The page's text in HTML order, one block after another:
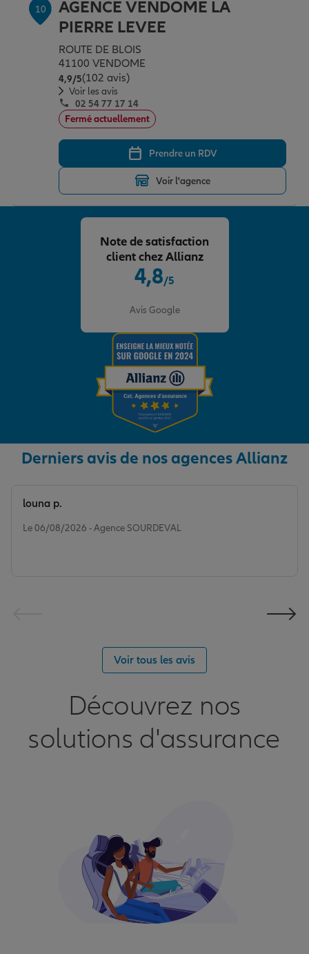
10
AGENCE VENDOME LA
PIERRE LEVEE
ROUTE DE BLOIS
41100 VENDOME
4,9/5Note de 4.9 sur 5
(102 avis)
Voir les avis
02 54 77 17 14
Fermé actuellement
Prendre un RDV
Voir l'agence
4,8/5
Avis Google
Note de satisfaction
client chez Allianz
Derniers avis de nos agences Allianz
Le 06/08/2026 - Agence SOURDEVAL
louna p.
Voir tous les avis
Découvrez nos
solutions d'assurance